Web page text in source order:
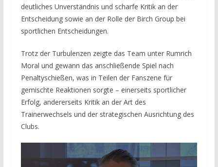
deutliches Unverständnis und scharfe Kritik an der
Entscheidung sowie an der Rolle der Birch Group bei
sportlichen Entscheidungen.
Trotz der Turbulenzen zeigte das Team unter Rumrich
Moral und gewann das anschließende Spiel nach
Penaltyschießen, was in Teilen der Fanszene für
gemischte Reaktionen sorgte – einerseits sportlicher
Erfolg, andererseits Kritik an der Art des
Trainerwechsels und der strategischen Ausrichtung des
Clubs.